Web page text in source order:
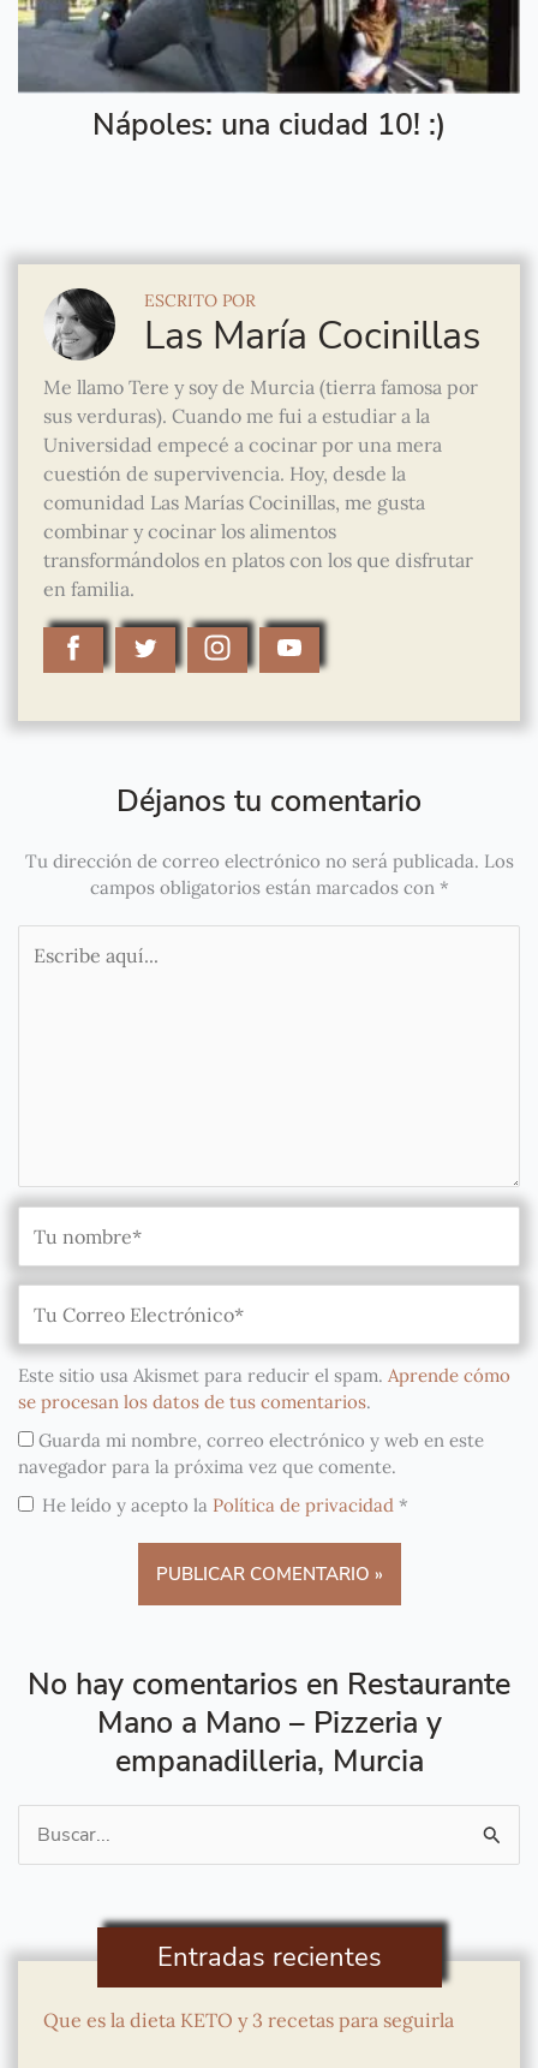
Nápoles: una ciudad 10! :)
ESCRITO POR
Las María Cocinillas
Me llamo Tere y soy de Murcia (tierra famosa por
sus verduras). Cuando me fui a estudiar a la
Universidad empecé a cocinar por una mera
cuestión de supervivencia. Hoy, desde la
comunidad Las Marías Cocinillas, me gusta
combinar y cocinar los alimentos
transformándolos en platos con los que disfrutar
en familia.
Déjanos tu comentario
Tu dirección de correo electrónico no será publicada. Los
campos obligatorios están marcados con *
aquí...
Este sitio usa Akismet para reducir el spam. Aprende cómo
se procesan los datos de tus comentarios.
Guarda mi nombre, correo electrónico y web en este
navegador para la próxima vez que comente.
He leído y acepto la Política de privacidad *
No hay comentarios en Restaurante
Mano a Mano – Pizzeria y
empanadilleria, Murcia
Buscar
por:
Entradas recientes
Que es la dieta KETO y 3 recetas para seguirla